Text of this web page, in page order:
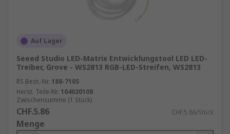
Auf Lager
Seeed Studio LED-Matrix Entwicklungstool LED LED-
Treiber, Grove - WS2813 RGB-LED-Streifen, WS2813
RS Best.-Nr. 188-7105
Herst. Teile-Nr. 104020108
Zwischensumme (1 Stück)
CHF.5.86 CHF.5.86/Stück
Menge